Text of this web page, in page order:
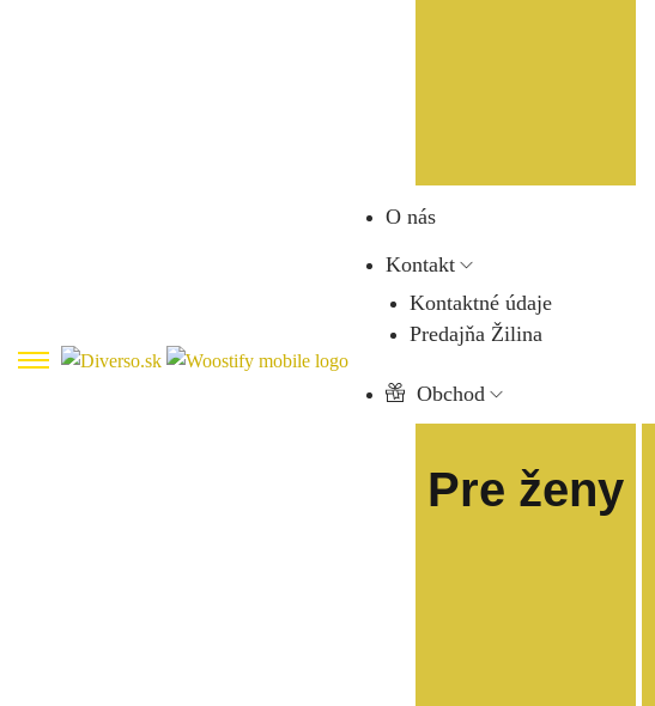
O nás
Kontakt
Kontaktné údaje
Predajňa Žilina
Obchod
Pre ženy